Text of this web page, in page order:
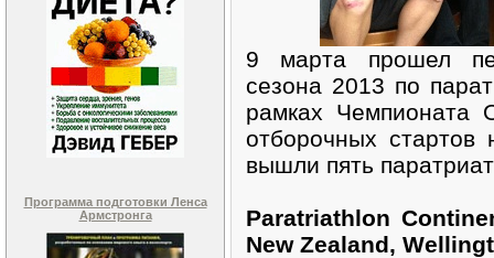
Программа подготовки Ленса
Армстронга
9 марта прошел
сезона 2013 по
рамках Чемпионата
отборочных
вышли пять
Paratriathlon
New Zealand,